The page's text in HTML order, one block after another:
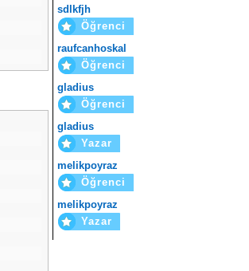
sdlkfjh
Öğrenci
raufcanhoskal
Öğrenci
gladius
Öğrenci
gladius
Yazar
melikpoyraz
Öğrenci
melikpoyraz
Yazar